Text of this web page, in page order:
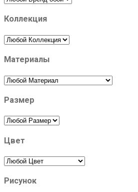
Коллекция
Материалы
Размер
Цвет
Рисунок